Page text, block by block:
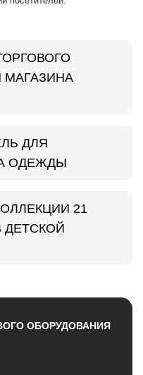
МАГАЗИНА
ДЛЯ
ОДЕЖДЫ
21
ДЕТСКОЙ
ОБОРУДОВАНИЯ